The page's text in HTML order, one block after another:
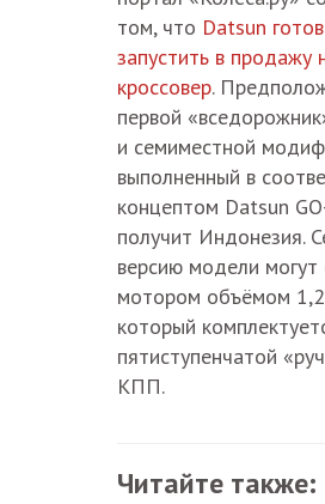
том, что Datsun готов
запустить в продажу
кроссовер.
первой
и семиместной
выполненный в
концептом Datsun
получит Индонезия.
версию модели могут
мотором объёмом
который
пятиступенчатой
КПП.
Читайте также: